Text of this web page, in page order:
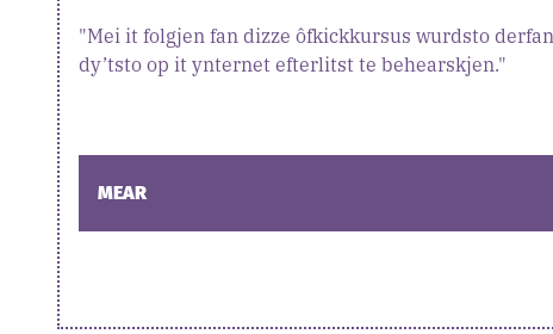
"Mei it folgjen fan dizze ôfkickkursus wurdsto
dy’tsto op it ynternet efterlitst te behearskjen."
MEAR